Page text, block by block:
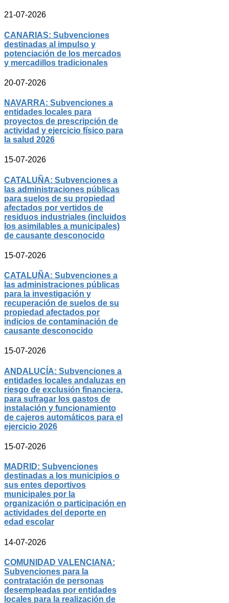
21-07-2026
CANARIAS: Subvenciones
destinadas al impulso y
potenciación de los mercados
y mercadillos tradicionales
20-07-2026
NAVARRA: Subvenciones a
entidades locales para
proyectos de prescripción de
actividad y ejercicio físico para
la salud 2026
15-07-2026
CATALUÑA: Subvenciones a
las administraciones públicas
para suelos de su propiedad
afectados por vertidos de
residuos industriales (incluidos
los asimilables a municipales)
de causante desconocido
15-07-2026
CATALUÑA: Subvenciones a
las administraciones públicas
para la investigación y
recuperación de suelos de su
propiedad afectados por
indicios de contaminación de
causante desconocido
15-07-2026
ANDALUCÍA: Subvenciones a
entidades locales andaluzas en
riesgo de exclusión financiera,
para sufragar los gastos de
instalación y funcionamiento
de cajeros automáticos para el
ejercicio 2026
15-07-2026
MADRID: Subvenciones
destinadas a los municipios o
sus entes deportivos
municipales por la
organización o participación en
actividades del deporte en
edad escolar
14-07-2026
COMUNIDAD VALENCIANA:
Subvenciones para la
contratación de personas
desempleadas por entidades
locales para la realización de